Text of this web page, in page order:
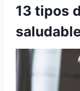
13 tipos